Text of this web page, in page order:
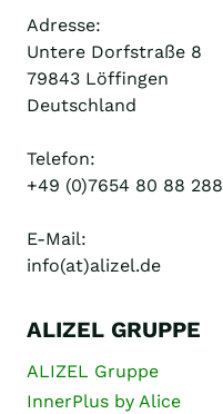
Adresse:
Untere Dorfstraße 8
79843 Löffingen
Deutschland
Telefon:
+49 (0)7654 80 88 288
E-Mail:
info(at)alizel.de
ALIZEL GRUPPE
ALIZEL Gruppe
InnerPlus by Alice